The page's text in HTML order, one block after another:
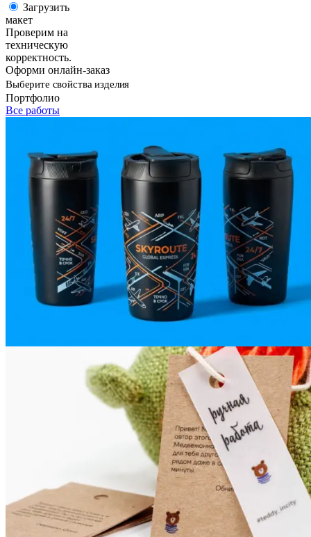
Загрузить
макет
Проверим на
техническую
корректность.
Оформи онлайн-заказ
Выберите свойства изделия
Портфолио
Все работы